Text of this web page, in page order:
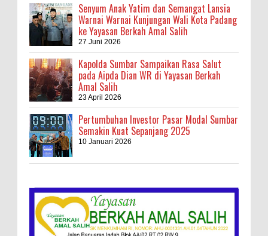
Senyum Anak Yatim dan Semangat Lansia
Warnai Warnai Kunjungan Wali Kota Padang
ke Yayasan Berkah Amal Salih
27 Juni 2026
Kapolda Sumbar Sampaikan Rasa Salut
pada Aipda Dian WR di Yayasan Berkah
Amal Salih
23 April 2026
Pertumbuhan Investor Pasar Modal Sumbar
Semakin Kuat Sepanjang 2025
10 Januari 2026
Kebakaran Hebat, Israel Dapat Cobaan